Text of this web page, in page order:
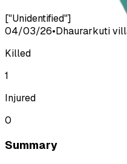
["Unidentified"]
04/03/26•Dhaurarkuti
Killed
1
Injured
0
Summary